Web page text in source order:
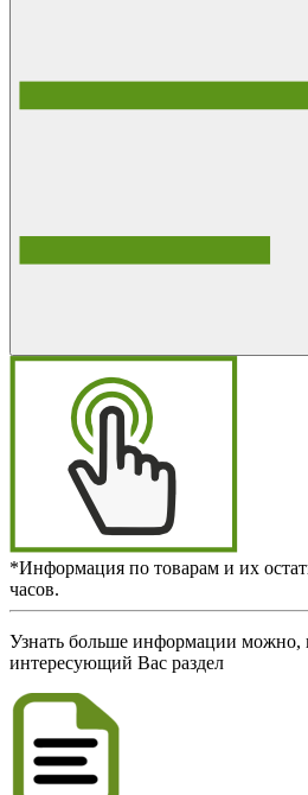
*Информация по товарам и их
часов.
Узнать больше информации можно,
интересующий Вас раздел